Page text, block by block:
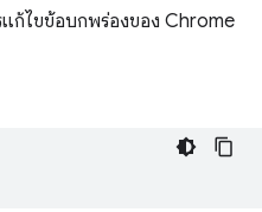
ก้ไขข้อบกพร่องของ Chrome